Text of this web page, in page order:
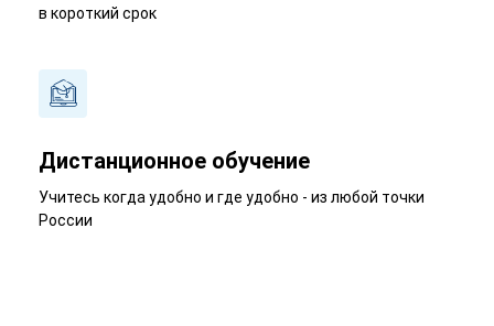
в короткий срок
Дистанционное обучение
Учитесь когда удобно и где удобно - из любой точки
России